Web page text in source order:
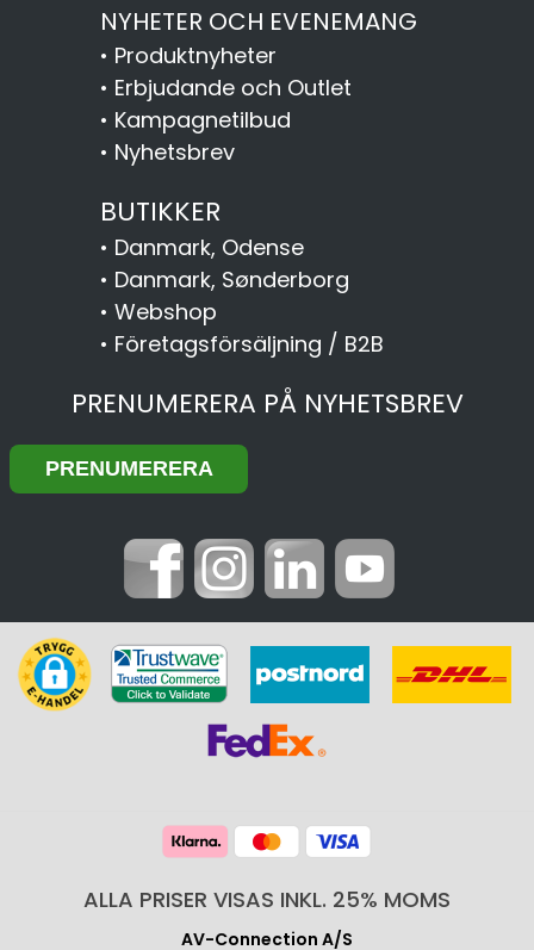
NYHETER OCH EVENEMANG
• Produktnyheter
• Erbjudande och Outlet
• Kampagnetilbud
• Nyhetsbrev
BUTIKKER
• Danmark, Odense
• Danmark, Sønderborg
• Webshop
• Företagsförsäljning / B2B
PRENUMERERA PÅ NYHETSBREV
ALLA PRISER VISAS INKL. 25% MOMS
AV-Connection A/S